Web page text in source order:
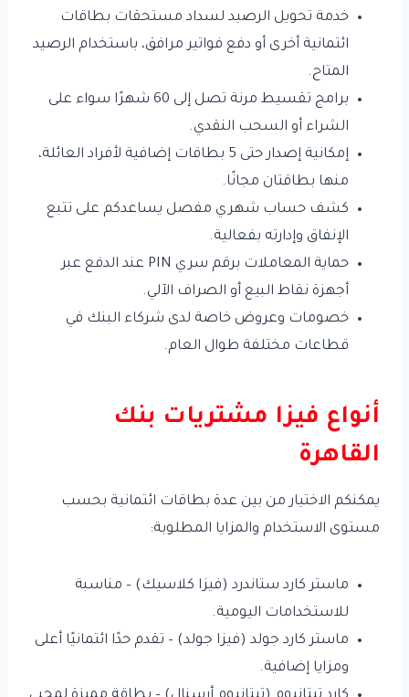
خدمة تحويل الرصيد لسداد مستحقات بطاقات
ائتمانية أخرى أو دفع فواتير مرافق، باستخدام الرصيد
المتاح.
برامج تقسيط مرنة تصل إلى 60 شهرًا سواء على
الشراء أو السحب النقدي.
إمكانية إصدار حتى 5 بطاقات إضافية لأفراد العائلة،
منها بطاقتان مجانًا.
كشف حساب شهري مفصل يساعدكم على تتبع
الإنفاق وإدارته بفعالية.
حماية المعاملات برقم سري PIN عند الدفع عبر
أجهزة نقاط البيع أو الصراف الآلي.
خصومات وعروض خاصة لدى شركاء البنك في
قطاعات مختلفة طوال العام.
أنواع فيزا مشتريات بنك
القاهرة
يمكنكم الاختيار من بين عدة بطاقات ائتمانية بحسب
مستوى الاستخدام والمزايا المطلوبة:
ماستر كارد ستاندرد (فيزا كلاسيك) – مناسبة
للاستخدامات اليومية.
ماستر كارد جولد (فيزا جولد) – تقدم حدًا ائتمانيًا أعلى
ومزايا إضافية.